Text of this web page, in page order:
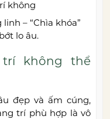
– “Chìa khóa”
lo âu.
không thể
đẹp và ấm cúng,
trí phù hợp là vô